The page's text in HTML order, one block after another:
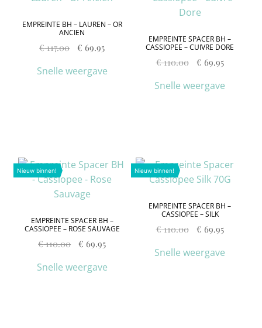
EMPREINTE BH – LAUREN – OR
ANCIEN
€117.00 € 69.95
Snelle weergave
EMPREINTE SPACER BH –
CASSIOPEE – CUIVRE DORE
€110.00 € 69.95
Snelle weergave
EMPREINTE SPACER BH –
CASSIOPEE – ROSE SAUVAGE
Nieuw binnen!
€110.00 € 69.95
Snelle weergave
EMPREINTE SPACER BH –
CASSIOPEE – SILK
Nieuw binnen!
€110.00 € 69.95
Snelle weergave